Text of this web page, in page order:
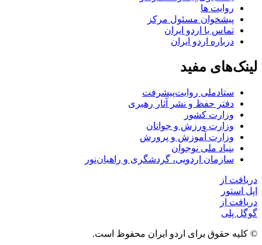
روایت ها
پیشخوان مسئول مرکز
تماس با اردو ایران
درباره اردو ایران
لینک‌های مفید
ستاد‌ملی روایت‌پیشرفت
دفتر حفظ و نشر آثار رهبری
وزارت کشور
وزارت ورزش و جوانان
وزارت آموزش و پرورش
بنیاد ملی نوجوان
سازمان اردویی، گردشگری و راهیان‌نور
دریافت از
اپل استور
دریافت از
گوگل پلی
© کلیه حقوق برای اردو ایران محفوظ است.